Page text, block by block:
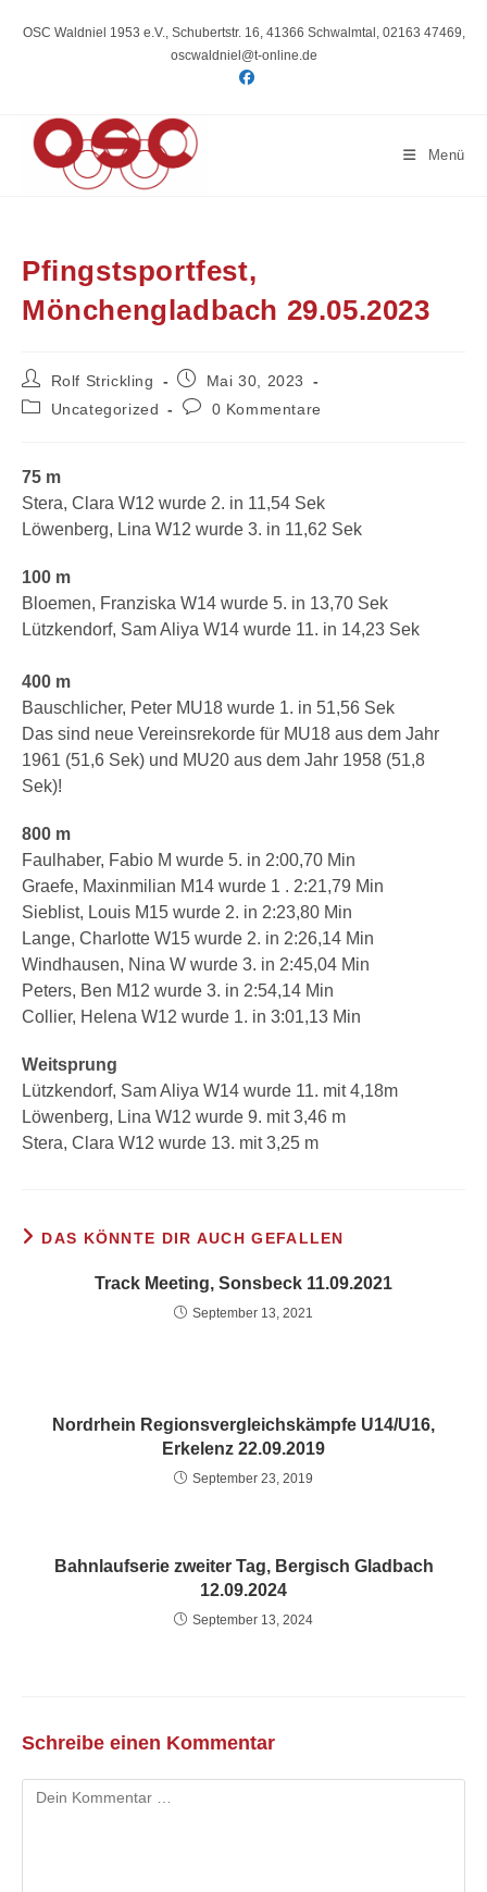
InhaltOSC Waldniel 1953 e.V., Schubertstr. 16, 41366 Schwalmtal, 02163 47469,
oscwaldniel@t-online.de
Menü
Pfingstsportfest,
Mönchengladbach 29.05.2023
Beitrags-
Autor:
Rolf Strickling
Beitrag
veröffentlicht:
Mai 30, 2023
Beitrags-Uncategorized
Beitrags-
0 Kommentare
75 m
Stera, Clara W12 wurde 2. in 11,54 Sek
Löwenberg, Lina W12 wurde 3. in 11,62 Sek
100 m
Bloemen, Franziska W14 wurde 5. in 13,70 Sek
Lützkendorf, Sam Aliya W14 wurde 11. in 14,23 Sek
400 m
Bauschlicher, Peter MU18 wurde 1. in 51,56 Sek
Das sind neue Vereinsrekorde für MU18 aus dem Jahr
1961 (51,6 Sek) und MU20 aus dem Jahr 1958 (51,8
Sek)!
800 m
Faulhaber, Fabio M wurde 5. in 2:00,70 Min
Graefe, Maxinmilian M14 wurde 1 . 2:21,79 Min
Sieblist, Louis M15 wurde 2. in 2:23,80 Min
Lange, Charlotte W15 wurde 2. in 2:26,14 Min
Windhausen, Nina W wurde 3. in 2:45,04 Min
Peters, Ben M12 wurde 3. in 2:54,14 Min
Collier, Helena W12 wurde 1. in 3:01,13 Min
Weitsprung
Lützkendorf, Sam Aliya W14 wurde 11. mit 4,18m
Löwenberg, Lina W12 wurde 9. mit 3,46 m
Stera, Clara W12 wurde 13. mit 3,25 m
DAS KÖNNTE DIR AUCH GEFALLEN
Track Meeting, Sonsbeck 11.09.2021
September 13, 2021
Nordrhein Regionsvergleichskämpfe U14/U16,
Erkelenz 22.09.2019
September 23, 2019
Bahnlaufserie zweiter Tag, Bergisch Gladbach
12.09.2024
September 13, 2024
Schreibe einen Kommentar
Kommentar